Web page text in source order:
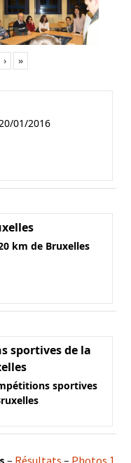
› »
01/2016
km de Bruxelles
sportives de la
sportives
– Résultats – Photos 1